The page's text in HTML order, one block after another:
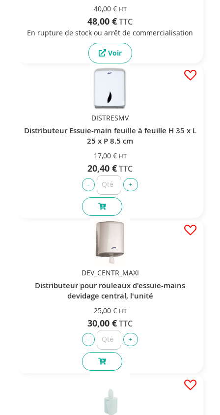
40,00 €
48,00 €
En rupture de stock ou arrêt de commercialisation
Voir
DISTRESMV
Distributeur Essuie-main feuille à feuille H 35 x L
25 x P 8.5 cm
17,00 €
20,40 €
DEV_CENTR_MAXI
Distributeur pour rouleaux d'essuie-mains
devidage central, l'unité
25,00 €
30,00 €